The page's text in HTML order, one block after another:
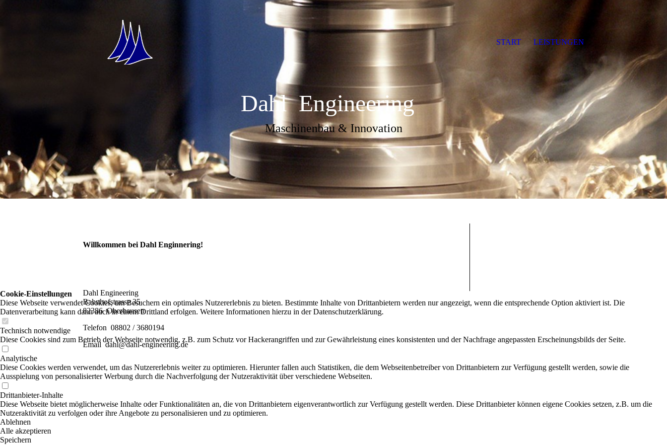
Willkommen bei Dahl Enginnering!
Dahl Engineering
Bahnhofstrasse 35
82386 Oberhausen
Telefon 08802 / 3680194
Email dahl@dahl-engineering.de
Dahl Engineering
Maschinenbau & Innovation
START LEISTUNGEN
Cookie-Einstellungen
Diese Webseite verwendet Cookies, um Besuchern ein optimales Nutzererlebnis zu bieten. Bestimmte Inhalte von Drittanbietern werden nur angezeigt, wenn die entsprechende Option aktiviert ist. Die
Datenverarbeitung kann dann auch in einem Drittland erfolgen. Weitere Informationen hierzu in der Datenschutzerklärung.
Technisch notwendige
Diese Cookies sind zum Betrieb der Webseite notwendig, z.B. zum Schutz vor Hackerangriffen und zur Gewährleistung eines konsistenten und der Nachfrage angepassten Erscheinungsbilds der Seite.
Analytische
Diese Cookies werden verwendet, um das Nutzererlebnis weiter zu optimieren. Hierunter fallen auch Statistiken, die dem Webseitenbetreiber von Drittanbietern zur Verfügung gestellt werden, sowie die
Ausspielung von personalisierter Werbung durch die Nachverfolgung der Nutzeraktivität über verschiedene Webseiten.
Drittanbieter-Inhalte
Diese Webseite bietet möglicherweise Inhalte oder Funktionalitäten an, die von Drittanbietern eigenverantwortlich zur Verfügung gestellt werden. Diese Drittanbieter können eigene Cookies setzen, z.B. um die
Nutzeraktivität zu verfolgen oder ihre Angebote zu personalisieren und zu optimieren.
Ablehnen
Alle akzeptieren
Speichern